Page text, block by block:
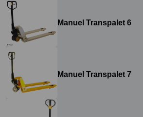
Manuel Transpalet 6
Manuel Transpalet 7